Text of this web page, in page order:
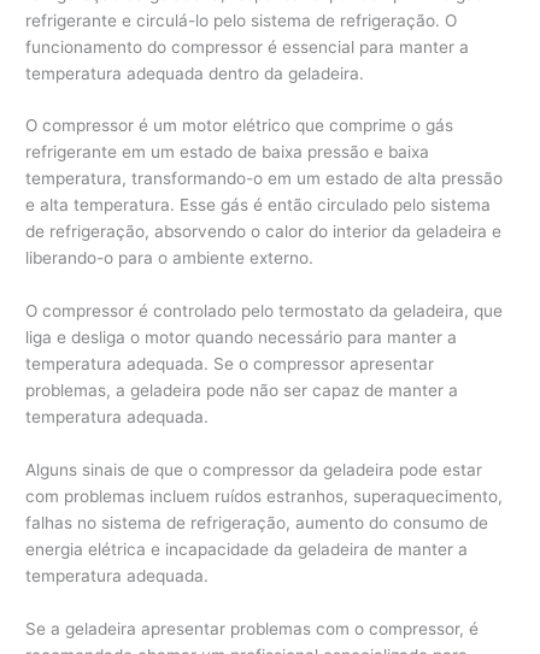
refrigerante e circulá-lo pelo sistema de refrigeração. O
funcionamento do compressor é essencial para manter a
temperatura adequada dentro da geladeira.
O compressor é um motor elétrico que comprime o gás
refrigerante em um estado de baixa pressão e baixa
temperatura, transformando-o em um estado de alta pressão
e alta temperatura. Esse gás é então circulado pelo sistema
de refrigeração, absorvendo o calor do interior da geladeira e
liberando-o para o ambiente externo.
O compressor é controlado pelo termostato da geladeira, que
liga e desliga o motor quando necessário para manter a
temperatura adequada. Se o compressor apresentar
problemas, a geladeira pode não ser capaz de manter a
temperatura adequada.
Alguns sinais de que o compressor da geladeira pode estar
com problemas incluem ruídos estranhos, superaquecimento,
falhas no sistema de refrigeração, aumento do consumo de
energia elétrica e incapacidade da geladeira de manter a
temperatura adequada.
Se a geladeira apresentar problemas com o compressor, é